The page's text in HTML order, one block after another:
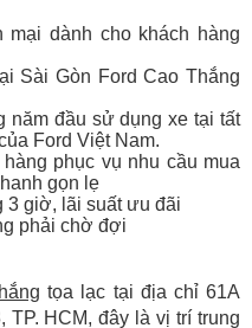
dành cho khách hàng
Sài Gòn Ford Cao Thắng
năm đầu sử dụng xe tại tất
Ford Việt Nam.
phục vụ nhu cầu mua
gọn lẹ
3 giờ, lãi suất ưu đãi
phải chờ đợi
tọa lạc tại địa chỉ 61A
HCM, đây là vị trí trung